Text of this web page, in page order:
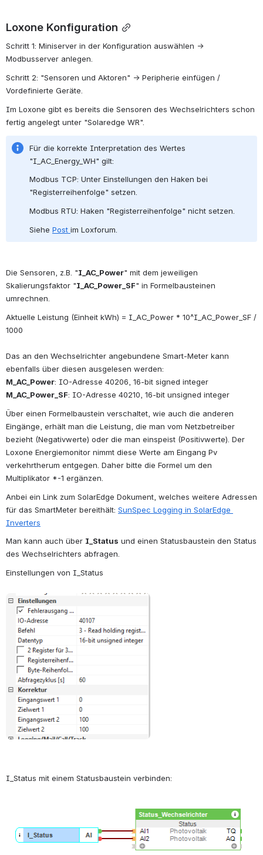
Loxone Konfiguration
Schritt 1: Miniserver in der Konfiguration auswählen →
Modbusserver anlegen.
Schritt 2: "Sensoren und Aktoren" → Peripherie einfügen /
Vordefinierte Geräte.
Im Loxone gibt es bereits die Sensoren des Wechselrichters schon
fertig angelegt unter "Solaredge WR".
Für die korrekte Interpretation des Wertes
"I_AC_Energy_WH" gilt:
Modbus TCP: Unter Einstellungen den Haken bei
"Registerreihenfolge" setzen.
Modbus RTU: Haken "Registerreihenfolge" nicht setzen.
Siehe Post im Loxforum.
Die Sensoren, z.B. "I_AC_Power" mit dem jeweiligen
Skalierungsfaktor "I_AC_Power_SF" in Formelbausteinen
umrechnen.
Aktuelle Leistung (Einheit kWh) = I_AC_Power * 10^I_AC_Power_SF /
1000
Das an den Wechselrichter angebundene Smart-Meter kann
ebenfalls über diesen ausgelesen werden:
M_AC_Power: IO-Adresse 40206, 16-bit signed integer
M_AC_Power_SF: IO-Adresse 40210, 16-bit unsigned integer
Über einen Formelbaustein verschaltet, wie auch die anderen
Eingänge, erhält man die Leistung, die man vom Netzbetreiber
bezieht (Negativwerte) oder die man einspeist (Positivwerte). Der
Loxone Energiemonitor nimmt diese Werte am Eingang Pv
verkehrtherum entgegen. Daher bitte die Formel um den
Multiplikator *-1 ergänzen.
Anbei ein Link zum SolarEdge Dokument, welches weitere Adressen
für das SmartMeter bereithält: SunSpec Logging in SolarEdge
Inverters
Man kann auch über I_Status und einen Statusbaustein den Status
des Wechselrichters abfragen.
Einstellungen von I_Status
öffnen
I_Status mit einem Statusbaustein verbinden: